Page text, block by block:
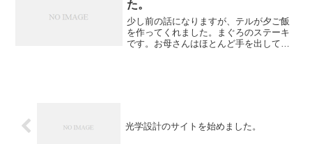
た。
少し前の話になりますが、テルが夕ご飯
を作ってくれました。まぐろのステーキ
です。お母さんはほとんど手を出してい
光学設計のサイトを始めました。